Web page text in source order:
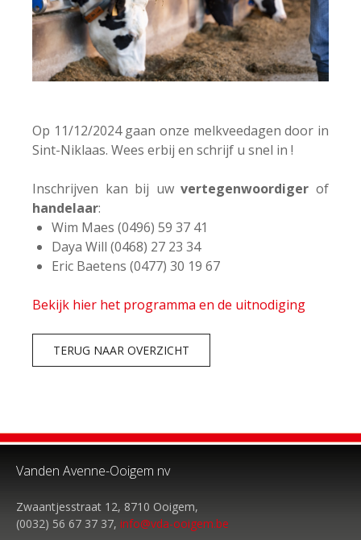
Op 11/12/2024 gaan onze melkveedagen door in
Sint-Niklaas. Wees erbij en schrijf u snel in !
Inschrijven kan bij uwvertegenwoordiger of
handelaar:
Wim Maes (0496) 59 37 41
Daya Will (0468) 27 23 34
Eric Baetens (0477) 30 19 67
Bekijk hier het programma en de uitnodiging
TERUG NAAR OVERZICHT
Vanden Avenne-Ooigem nv
Zwaantjesstraat 12, 8710 Ooigem,
(0032) 56 67 37 37, info@vda-ooigem.be